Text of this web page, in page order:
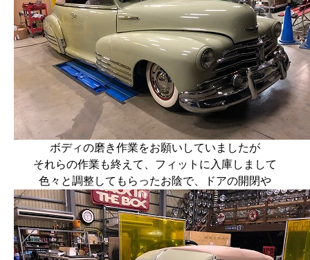
ボディの磨き作業をお願いしていましたが
それらの作業も終えて、フィットに入庫しまして
色々と調整してもらったお陰で、ドアの開閉や